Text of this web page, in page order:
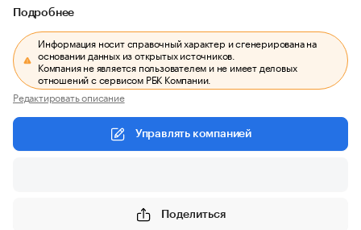
Подробнее
Информация носит справочный характер и сгенерирована на
основании данных из открытых источников.
Компания не является пользователем и не имеет деловых
отношений с сервисом РБК Компании.
Редактировать описание
Управлять компанией
Поделиться